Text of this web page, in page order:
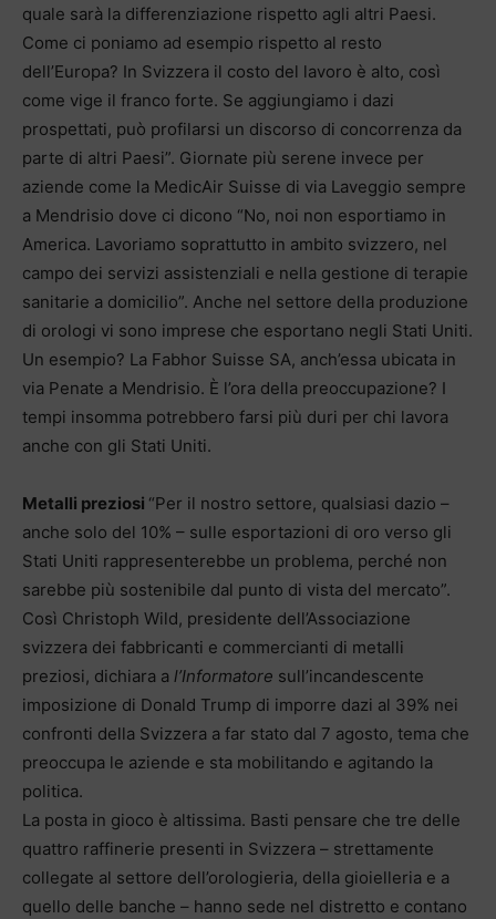
quale sarà la differenziazione rispetto agli altri Paesi.
Come ci poniamo ad esempio rispetto al resto
dell’Europa? In Svizzera il costo del lavoro è alto, così
come vige il franco forte. Se aggiungiamo i dazi
prospettati, può profilarsi un discorso di concorrenza da
parte di altri Paesi”. Giornate più serene invece per
aziende come la MedicAir Suisse di via Laveggio sempre
a Mendrisio dove ci dicono “No, noi non esportiamo in
America. Lavoriamo soprattutto in ambito svizzero, nel
campo dei servizi assistenziali e nella gestione di terapie
sanitarie a domicilio”. Anche nel settore della produzione
di orologi vi sono imprese che esportano negli Stati Uniti.
Un esempio? La Fabhor Suisse SA, anch’essa ubicata in
via Penate a Mendrisio. È l’ora della preoccupazione? I
tempi insomma potrebbero farsi più duri per chi lavora
anche con gli Stati Uniti.
Metalli preziosi “Per il nostro settore, qualsiasi dazio –
anche solo del 10% – sulle esportazioni di oro verso gli
Stati Uniti rappresenterebbe un problema, perché non
sarebbe più sostenibile dal punto di vista del mercato”.
Così Christoph Wild, presidente dell’Associazione
svizzera dei fabbricanti e commercianti di metalli
preziosi, dichiara a l’Informatore sull’incandescente
imposizione di Donald Trump di imporre dazi al 39% nei
confronti della Svizzera a far stato dal 7 agosto, tema che
preoccupa le aziende e sta mobilitando e agitando la
politica.
La posta in gioco è altissima. Basti pensare che tre delle
quattro raffinerie presenti in Svizzera – strettamente
collegate al settore dell’orologieria, della gioielleria e a
quello delle banche – hanno sede nel distretto e contano